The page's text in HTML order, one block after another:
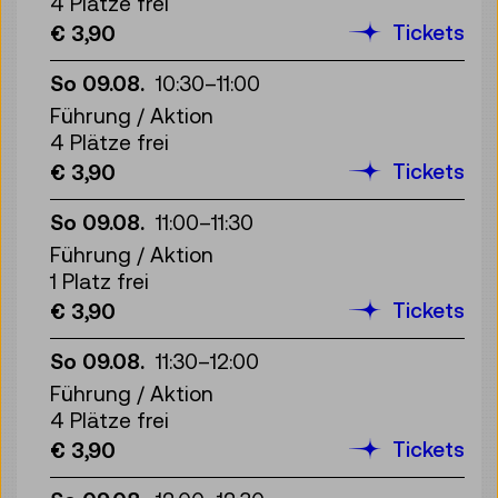
€ 3,90
Tickets
So 09.08. 10:30–11:00
Führung / Aktion
4 Plätze frei
€ 3,90
Tickets
So 09.08. 11:00–11:30
Führung / Aktion
1 Platz frei
€ 3,90
Tickets
So 09.08. 11:30–12:00
Führung / Aktion
4 Plätze frei
€ 3,90
Tickets